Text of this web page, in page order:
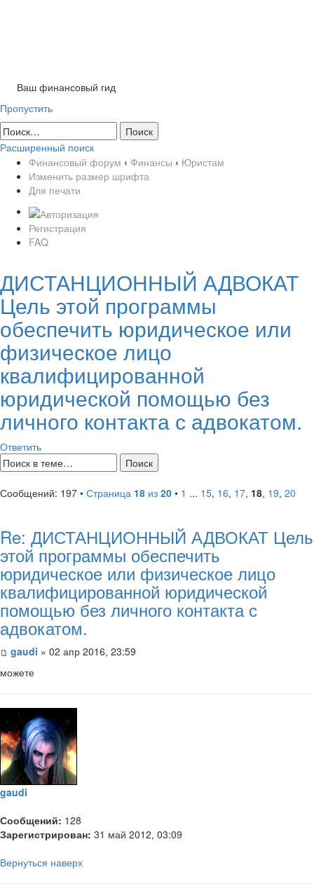
Ваш финансовый гид
Пропустить
Расширенный поиск
Финансовый форум ‹ Финансы ‹ Юристам
Изменить размер шрифта
Для печати
Регистрация
FAQ
ДИСТАНЦИОННЫЙ АДВОКАТ
Цель этой программы
обеспечить юридическое или
физическое лицо
квалифицированной
юридической помощью без
личного контакта с адвокатом.
Ответить
Сообщений: 197 • Страница 18 из 20 • 1 ... 15, 16, 17, 18, 19, 20
Re: ДИСТАНЦИОННЫЙ АДВОКАТ Цель
этой программы обеспечить
юридическое или физическое лицо
квалифицированной юридической
помощью без личного контакта с
адвокатом.
gaudi » 02 апр 2016, 23:59
можете
gaudi
Сообщений: 128
Зарегистрирован: 31 май 2012, 03:09
Вернуться наверх